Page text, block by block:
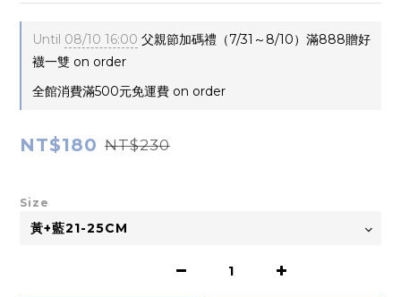
Until 08/10 16:00 父親節加碼禮（7/31～8/10）滿888贈好
襪一雙 on order
全館消費滿500元免運費 on order
NT$180 NT$230
Size